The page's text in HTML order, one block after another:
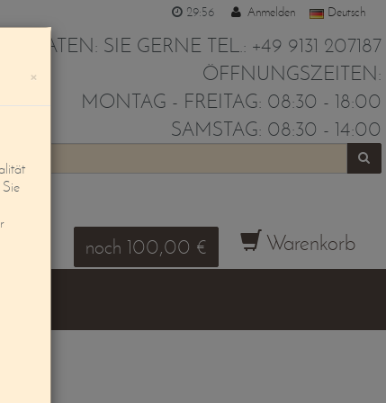
29:55 Anmelden Deutsch
BERATEN: SIE GERNE TEL.: +49 9131 207187
ÖFFNUNGSZEITEN:
MONTAG - FREITAG: 08:30 - 18:00
SAMSTAG: 08:30 - 14:00
noch 100,00 € Warenkorb
×
Sie